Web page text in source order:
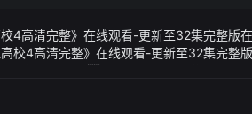
校4高清完整》在线观看-更新至32集完整
校4高清完整》在线观看-更新至32集完
大反诈宣传力度切实增强群众的防骗意
校4高清完整》在线观看-更新至32集完整
意识转到纪岫手上发动机启动困难的故障